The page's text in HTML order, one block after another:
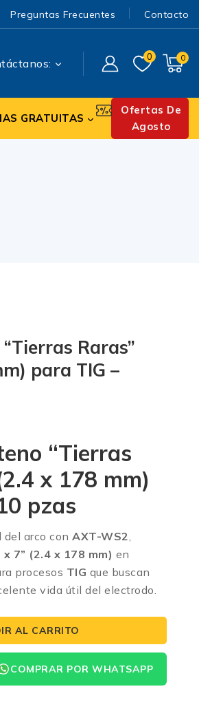
Preguntas Frecuentes Contacto
0 0
GRATUITAS
Ofertas De
Agosto
Raras”
para TIG –
“Tierras
x 178 mm)
pzas
arco con AXT-WS2
x 7” (2.4 x 178 mm) en
procesos TIG que buscan
vida útil del electrodo.
AL CARRITO
COMPRAR POR WHATSAPP